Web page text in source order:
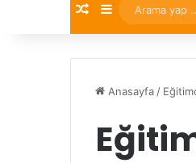
Rastgele Makale
Kenar Bölmesi
Anasayfa /